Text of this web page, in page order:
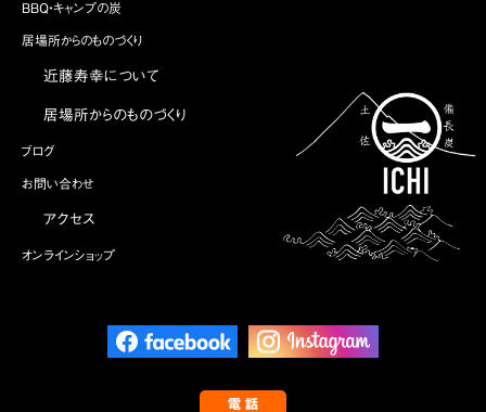
BBQ・キャンプの炭
居場所からのものづくり
近藤寿幸について
居場所からのものづくり
ブログ
お問い合わせ
アクセス
オンラインショップ
電 話